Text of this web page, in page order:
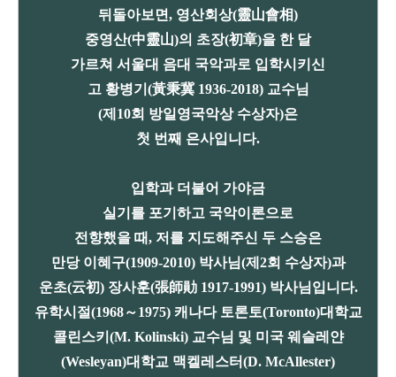
뒤돌아보면, 영산회상(靈山會相)
중영산(中靈山)의 초장(初章)을 한 달
가르쳐 서울대 음대 국악과로 입학시키신
고 황병기(黃秉冀 1936-2018) 교수님
(제10회 방일영국악상 수상자)은
첫 번째 은사입니다.
입학과 더불어 가야금
실기를 포기하고 국악이론으로
전향했을 때, 저를 지도해주신 두 스승은
만당 이혜구(1909-2010) 박사님(제2회 수상자)과
운초(云初) 장사훈(張師勛 1917-1991) 박사님입니다.
유학시절(1968～1975) 캐나다 토론토(Toronto)대학교
콜린스키(M. Kolinski) 교수님 및 미국 웨슬레얀
(Wesleyan)대학교 맥켈레스터(D. McAllester)